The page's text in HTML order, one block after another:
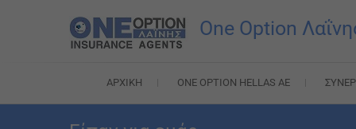
One Option
ΑΡΧΙΚΉ ONE OPTION HELLAS AE